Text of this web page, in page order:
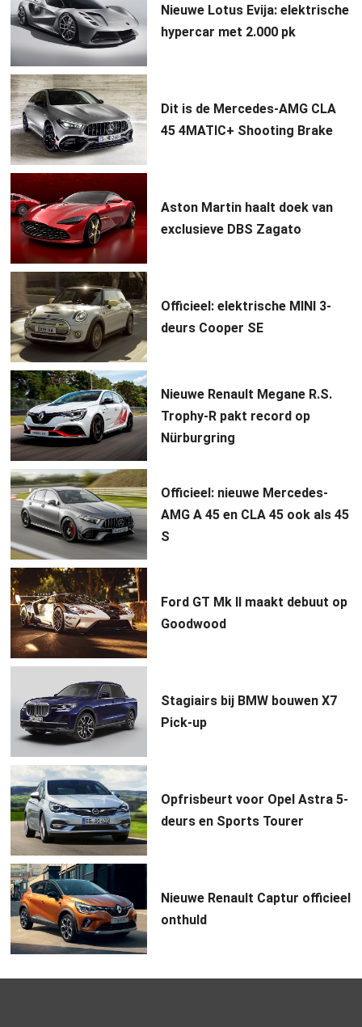
Nieuwe Lotus Evija: elektrische
hypercar met 2.000 pk
Dit is de Mercedes-AMG CLA
45 4MATIC+ Shooting Brake
Aston Martin haalt doek van
exclusieve DBS Zagato
Officieel: elektrische MINI 3-
deurs Cooper SE
Nieuwe Renault Megane R.S.
Trophy-R pakt record op
Nürburgring
Officieel: nieuwe Mercedes-
AMG A 45 en CLA 45 ook als 45
S
Ford GT Mk II maakt debuut op
Goodwood
Stagiairs bij BMW bouwen X7
Pick-up
Opfrisbeurt voor Opel Astra 5-
deurs en Sports Tourer
Nieuwe Renault Captur officieel
onthuld